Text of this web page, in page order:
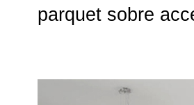
parquet sobre